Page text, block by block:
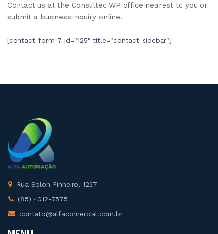
Contact us at the Consultec WP office nearest to you or
submit a business inquiry online.
[contact-form-7 id="125" title="contact-sidebar"]
Rua Solon Pinheiro, 1227
(85) 4012-7575
contato@alfacomercial.com.br